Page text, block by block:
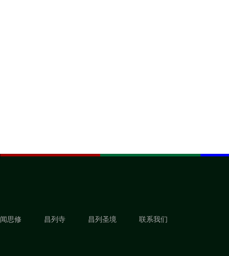
闻思修 昌列寺 昌列圣境 联系我们